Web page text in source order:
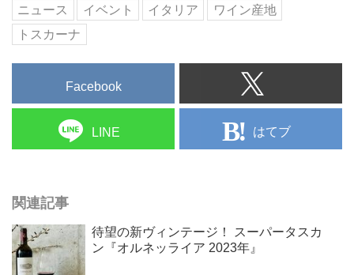
ニュース イベント イタリア
ワイン産地
トスカーナ
Facebook
LINE はてブ
関連記事
待望の新ヴィンテージ！ スーパータスカ
ン『オルネッライア 2023年』